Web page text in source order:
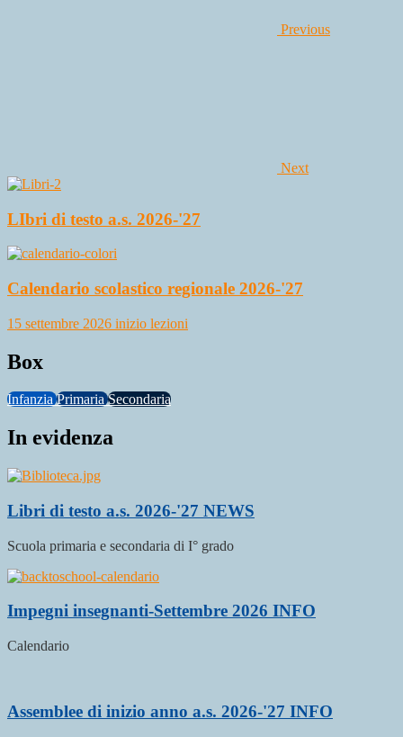
Previous
Next
LIbri di testo a.s. 2026-'27
Calendario scolastico regionale 2026-'27
15 settembre 2026 inizio lezioni
Box
InfanziaPrimariaSecondaria
In evidenza
Libri di testo a.s. 2026-'27 NEWS
Scuola primaria e secondaria di I° grado
Impegni insegnanti-Settembre 2026 INFO
Calendario
Assemblee di inizio anno a.s. 2026-'27 INFO